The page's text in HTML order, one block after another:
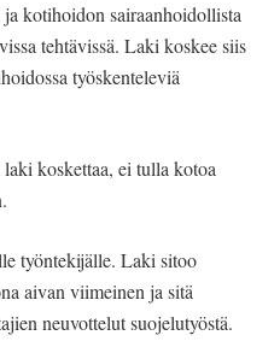
kotihoidon sairaanhoidollista
tehtävissä. Laki koskee siis
työskenteleviä
koskettaa, ei tulla kotoa
työntekijälle. Laki sitoo
aivan viimeinen ja sitä
neuvottelut suojelutyöstä.